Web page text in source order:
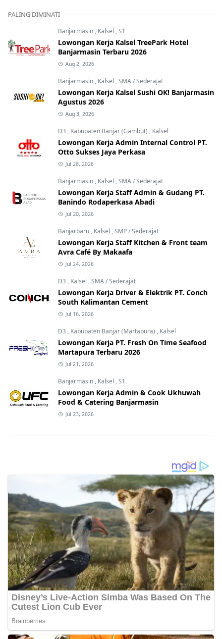
PALING DIMINATI
Banjarmasin , Kalsel ,S1
Lowongan Kerja Kalsel TreePark Hotel
Banjarmasin Terbaru 2026
Aug 2, 2026
Banjarmasin , Kalsel ,SMA / Sederajat
Lowongan Kerja Kalsel Sushi OK! Banjarmasin
Agustus 2026
Aug 3, 2026
D3 , Kabupaten Banjar (Gambut) , Kalsel
Lowongan Kerja Admin Internal Control PT.
Otto Sukses Jaya Perkasa
Jul 28, 2026
Banjarmasin , Kalsel ,SMA / Sederajat
Lowongan Kerja Staff Admin & Gudang PT.
Banindo Rodaperkasa Abadi
Jul 20, 2026
Banjarbaru , Kalsel ,SMP / Sederajat
Lowongan Kerja Staff Kitchen & Front team
Avra Café By Makaafa
Jul 24, 2026
D3 , Kalsel ,SMA / Sederajat
Lowongan Kerja Driver & Elektrik PT. Conch
South Kalimantan Cement
Jul 16, 2026
D3 , Kabupaten Banjar (Martapura) , Kalsel
Lowongan Kerja PT. Fresh On Time Seafood
Martapura Terbaru 2026
Jul 21, 2026
Banjarmasin , Kalsel ,S1
Lowongan Kerja Admin & Cook Ukhuwah
Food & Catering Banjarmasin
Jul 23, 2026